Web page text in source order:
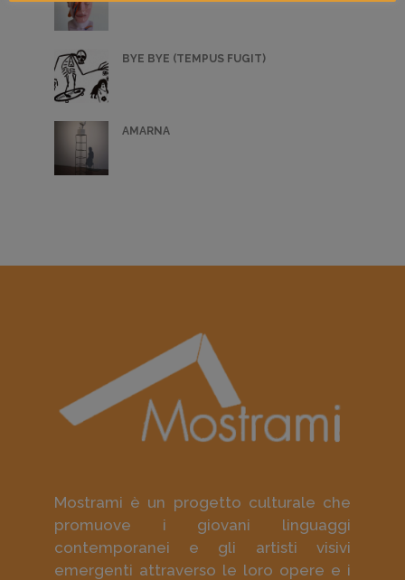
BYE BYE (TEMPUS FUGIT)
AMARNA
Mostrami è un progetto culturale che
promuove i giovani linguaggi
contemporanei e gli artisti visivi
emergenti attraverso le loro opere e i